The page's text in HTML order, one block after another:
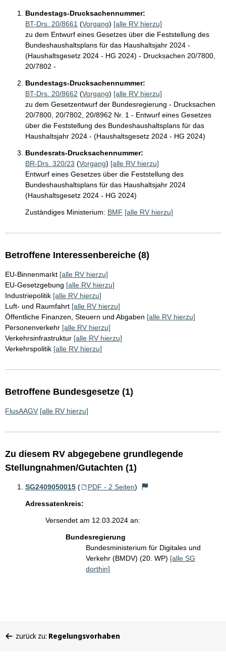
Bundestags-Drucksachennummer:
BT-Drs. 20/8661 (Vorgang) [alle RV hierzu]
zu dem Entwurf eines Gesetzes über die Feststellung des
Bundeshaushaltsplans für das Haushaltsjahr 2024 -
(Haushaltsgesetz 2024 - HG 2024) - Drucksachen 20/7800,
20/7802 -
Bundestags-Drucksachennummer:
BT-Drs. 20/8662 (Vorgang) [alle RV hierzu]
zu dem Gesetzentwurf der Bundesregierung - Drucksachen
20/7800, 20/7802, 20/8962 Nr. 1 - Entwurf eines Gesetzes
über die Feststellung des Bundeshaushaltsplans für das
Haushaltsjahr 2024 - (Haushaltsgesetz 2024 - HG 2024)
Bundesrats-Drucksachennummer:
BR-Drs. 320/23 (Vorgang) [alle RV hierzu]
Entwurf eines Gesetzes über die Feststellung des
Bundeshaushaltsplans für das Haushaltsjahr 2024
(Haushaltsgesetz 2024 - HG 2024)
Zuständiges Ministerium: BMF [alle RV hierzu]
Betroffene Interessenbereiche (8)
EU-Binnenmarkt [alle RV hierzu]
EU-Gesetzgebung [alle RV hierzu]
Industriepolitik [alle RV hierzu]
Luft- und Raumfahrt [alle RV hierzu]
Öffentliche Finanzen, Steuern und Abgaben [alle RV hierzu]
Personenverkehr [alle RV hierzu]
Verkehrsinfrastruktur [alle RV hierzu]
Verkehrspolitik [alle RV hierzu]
Betroffene Bundesgesetze (1)
FlusAAGV [alle RV hierzu]
Zu diesem RV abgegebene grundlegende
Stellungnahmen/Gutachten (1)
SG2409050015 ( PDF - 2 Seiten)
Adressatenkreis:
Versendet am 12.03.2024 an:
Bundesregierung
Bundesministerium für Digitales und
Verkehr (BMDV) (20. WP) [alle SG
dorthin]
befinden
zurück zu: Regelungsvorhaben